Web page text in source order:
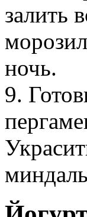
залить
ночь.
9.